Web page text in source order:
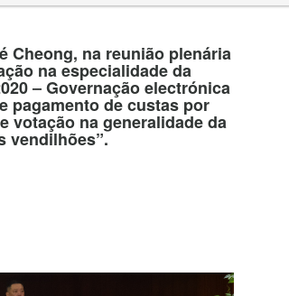
Cheong, na reunião plenária
na especialidade da
‒ Governação electrónica
pagamento de custas por
votação na generalidade da
vendilhões”.